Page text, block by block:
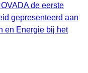
de eerste
gepresenteerd aan
en Energie bij het